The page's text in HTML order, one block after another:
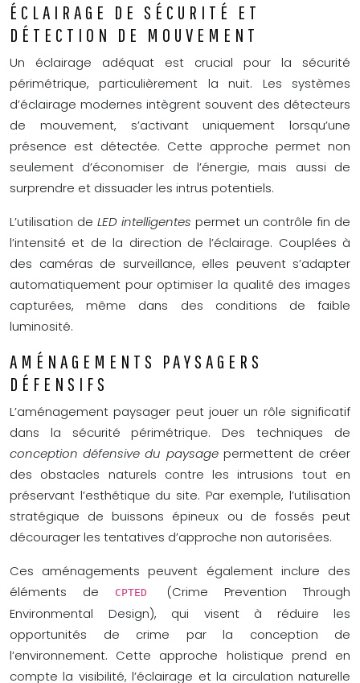
ÉCLAIRAGE DE SÉCURITÉ ET
DÉTECTION DE MOUVEMENT
Un éclairage adéquat est crucial pour la sécurité
périmétrique, particulièrement la nuit. Les systèmes
d’éclairage modernes intègrent souvent des détecteurs
de mouvement, s’activant uniquement lorsqu’une
présence est détectée. Cette approche permet non
seulement d’économiser de l’énergie, mais aussi de
surprendre et dissuader les intrus potentiels.
L’utilisation de LED intelligentes permet un contrôle fin de
l’intensité et de la direction de l’éclairage. Couplées à
des caméras de surveillance, elles peuvent s’adapter
automatiquement pour optimiser la qualité des images
capturées, même dans des conditions de faible
luminosité.
AMÉNAGEMENTS PAYSAGERS
DÉFENSIFS
L’aménagement paysager peut jouer un rôle significatif
dans la sécurité périmétrique. Des techniques de
conception défensive du paysage permettent de créer
des obstacles naturels contre les intrusions tout en
préservant l’esthétique du site. Par exemple, l’utilisation
stratégique de buissons épineux ou de fossés peut
décourager les tentatives d’approche non autorisées.
Ces aménagements peuvent également inclure des
éléments de
CPTED
(Crime Prevention Through
Environmental Design), qui visent à réduire les
opportunités de crime par la conception de
l’environnement. Cette approche holistique prend en
compte la visibilité, l’éclairage et la circulation naturelle